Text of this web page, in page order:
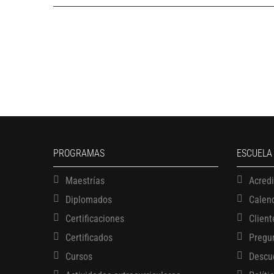
PROGRAMAS
Maestrías
Diplomados
Certificaciones
Certificados
Cursos